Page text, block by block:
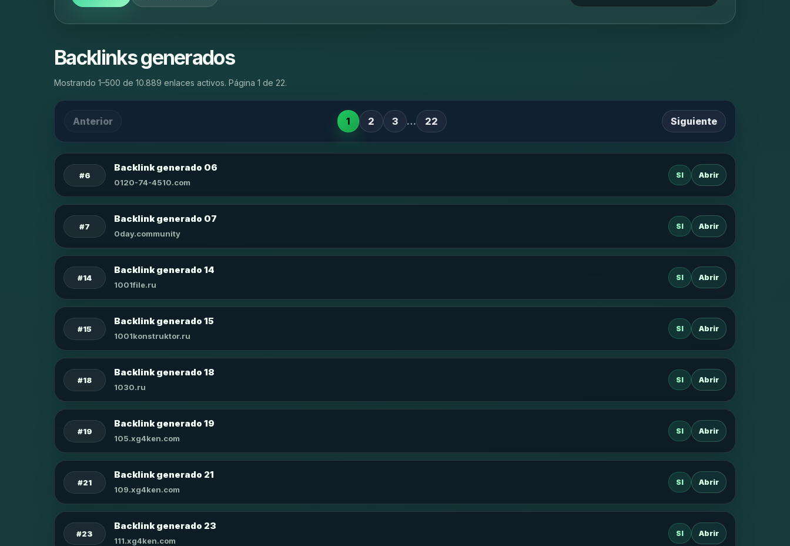
Backlinks generados
Mostrando 1–500 de 10.889 enlaces activos. Página 1 de 22.
Anterior 1 2 3 … 22 Siguiente
#6
Backlink generado 06
0120-74-4510.com
SI Abrir
#7
Backlink generado 07
0day.community
SI Abrir
#14
Backlink generado 14
1001file.ru
SI Abrir
#15
Backlink generado 15
1001konstruktor.ru
SI Abrir
#18
Backlink generado 18
1030.ru
SI Abrir
#19
Backlink generado 19
105.xg4ken.com
SI Abrir
#21
Backlink generado 21
109.xg4ken.com
SI Abrir
#23
Backlink generado 23
111.xg4ken.com
SI Abrir